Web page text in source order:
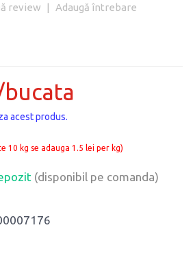
review | Adaugă întrebare
Lei /bucata
acest produs.
10 kg se adauga 1.5 lei per kg)
(disponibil pe comanda)